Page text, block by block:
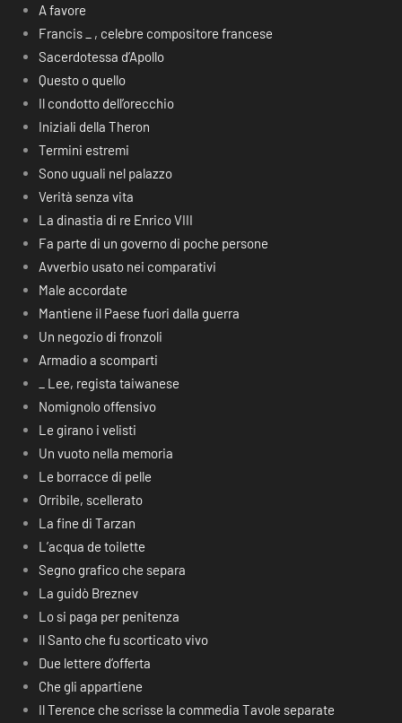
A favore
Francis _ , celebre compositore francese
Sacerdotessa d’Apollo
Questo o quello
Il condotto dell’orecchio
Iniziali della Theron
Termini estremi
Sono uguali nel palazzo
Verità senza vita
La dinastia di re Enrico VIII
Fa parte di un governo di poche persone
Avverbio usato nei comparativi
Male accordate
Mantiene il Paese fuori dalla guerra
Un negozio di fronzoli
Armadio a scomparti
_ Lee, regista taiwanese
Nomignolo offensivo
Le girano i velisti
Un vuoto nella memoria
Le borracce di pelle
Orribile, scellerato
La fine di Tarzan
L’acqua de toilette
Segno grafico che separa
La guidò Breznev
Lo si paga per penitenza
Il Santo che fu scorticato vivo
Due lettere d’offerta
Che gli appartiene
Il Terence che scrisse la commedia Tavole separate